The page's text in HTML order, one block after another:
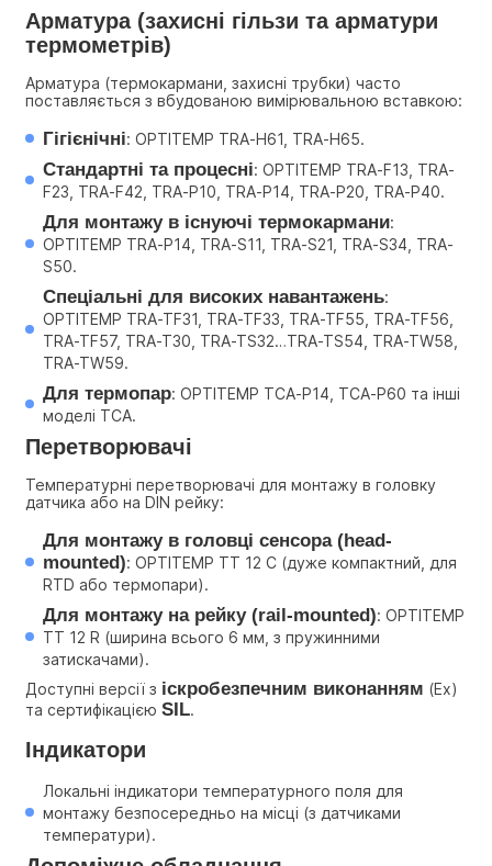
Арматура (захисні гільзи та арматури
термометрів)
Арматура (термокармани, захисні трубки) часто
поставляється з вбудованою вимірювальною вставкою:
Гігієнічні: OPTITEMP TRA-H61, TRA-H65.
Стандартні та процесні: OPTITEMP TRA-F13, TRA-
F23, TRA-F42, TRA-P10, TRA-P14, TRA-P20, TRA-P40.
Для монтажу в існуючі термокармани:
OPTITEMP TRA-P14, TRA-S11, TRA-S21, TRA-S34, TRA-
S50.
Спеціальні для високих навантажень:
OPTITEMP TRA-TF31, TRA-TF33, TRA-TF55, TRA-TF56,
TRA-TF57, TRA-T30, TRA-TS32…TRA-TS54, TRA-TW58,
TRA-TW59.
Для термопар: OPTITEMP TCA-P14, TCA-P60 та інші
моделі TCA.
Перетворювачі
Температурні перетворювачі для монтажу в головку
датчика або на DIN рейку:
Для монтажу в головці сенсора (head-
mounted): OPTITEMP TT 12 C (дуже компактний, для
RTD або термопари).
Для монтажу на рейку (rail-mounted): OPTITEMP
TT 12 R (ширина всього 6 мм, з пружинними
затискачами).
Доступні версії з іскробезпечним виконанням (Ex)
та сертифікацією SIL.
Індикатори
Локальні індикатори температурного поля для
монтажу безпосередньо на місці (з датчиками
температури).